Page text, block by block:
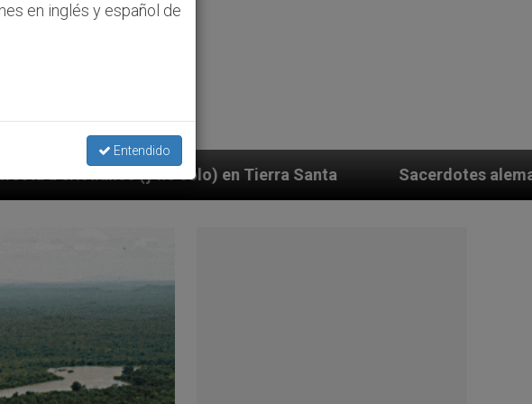
en Tierra Santa Sacerdotes alemanes fieles al Papa
en inglés y español de
Entendido